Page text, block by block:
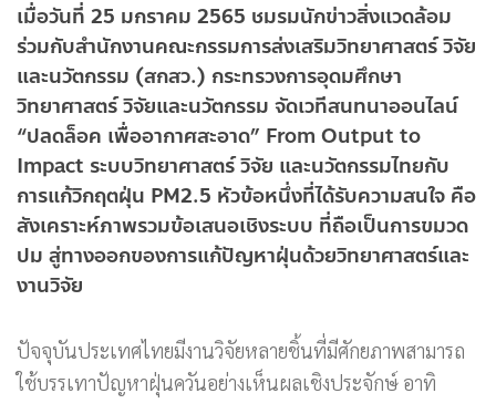
เมื่อวันที่ 25 มกราคม 2565 ชมรมนักข่าวสิ่งแวดล้อม
ร่วมกับสำนักงานคณะกรรมการส่งเสริมวิทยาศาสตร์ วิจัย
และนวัตกรรม (สกสว.) กระทรวงการอุดมศึกษา
วิทยาศาสตร์ วิจัยและนวัตกรรม จัดเวทีสนทนาออนไลน์
“ปลดล็อค เพื่ออากาศสะอาด” From Output to
Impact ระบบวิทยาศาสตร์ วิจัย และนวัตกรรมไทยกับ
การแก้วิกฤตฝุ่น PM2.5 หัวข้อหนึ่งที่ได้รับความสนใจ คือ
สังเคราะห์ภาพรวมข้อเสนอเชิงระบบ ที่ถือเป็นการขมวด
ปม สู่ทางออกของการแก้ปัญหาฝุ่นด้วยวิทยาศาสตร์และ
งานวิจัย
ปัจจุบันประเทศไทยมีงานวิจัยหลายชิ้นที่มีศักยภาพสามารถ
ใช้บรรเทาปัญหาฝุ่นควันอย่างเห็นผลเชิงประจักษ์ อาทิ